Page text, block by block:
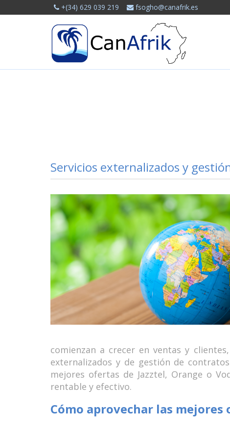
+(34) 629 039 219 fsogho@canafrik.es
Servicios externalizados y
comienzan a crecer en ventas y
externalizados y de gestión de
mejores ofertas de Jazztel, Orange o
rentable y efectivo.
Cómo aprovechar las